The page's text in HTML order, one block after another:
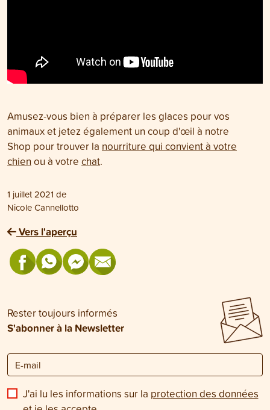
Amusez-vous bien à préparer les glaces pour vos
animaux et jetez également un coup d'œil à notre
Shop pour trouver la nourriture qui convient à votre
chien ou à votre chat.
1 juillet 2021 de
Nicole Cannellotto
Vers l'aperçu
Rester toujours informés
S'abonner à la Newsletter
J'ai lu les informations sur la protection des données